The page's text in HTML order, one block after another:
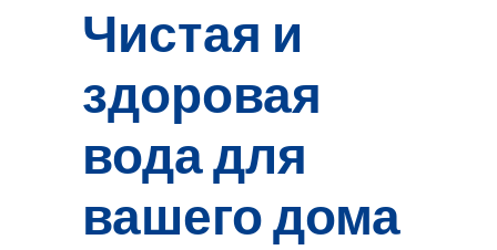
Чистая и
здоровая
вода для
вашего дома